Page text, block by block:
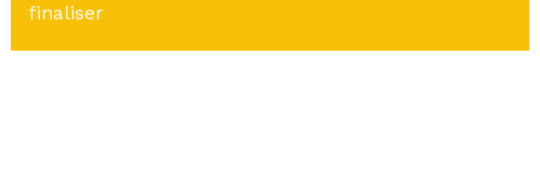
finaliser